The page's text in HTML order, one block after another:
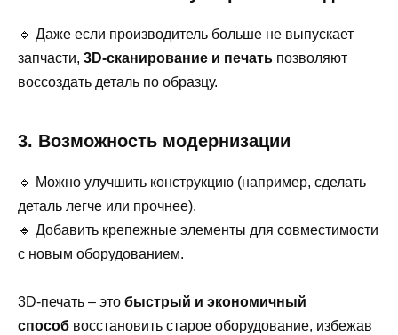
🔹 Даже если производитель больше не выпускает
запчасти, 3D-сканирование и печать позволяют
воссоздать деталь по образцу.
3. Возможность модернизации
🔹 Можно улучшить конструкцию (например, сделать
деталь легче или прочнее).
🔹 Добавить крепежные элементы для совместимости
с новым оборудованием.
3D-печать – это быстрый и экономичный
способ восстановить старое оборудование, избежав